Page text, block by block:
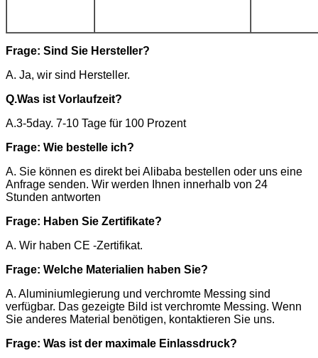
Frage: Sind Sie Hersteller?
A. Ja, wir sind Hersteller.
Q.Was ist Vorlaufzeit?
A.3-5day. 7-10 Tage für 100 Prozent
Frage: Wie bestelle ich?
A. Sie können es direkt bei Alibaba bestellen oder uns eine
Anfrage senden. Wir werden Ihnen innerhalb von 24
Stunden antworten
Frage: Haben Sie Zertifikate?
A. Wir haben CE -Zertifikat.
Frage: Welche Materialien haben Sie?
A. Aluminiumlegierung und verchromte Messing sind
verfügbar. Das gezeigte Bild ist verchromte Messing. Wenn
Sie anderes Material benötigen, kontaktieren Sie uns.
Frage: Was ist der maximale Einlassdruck?